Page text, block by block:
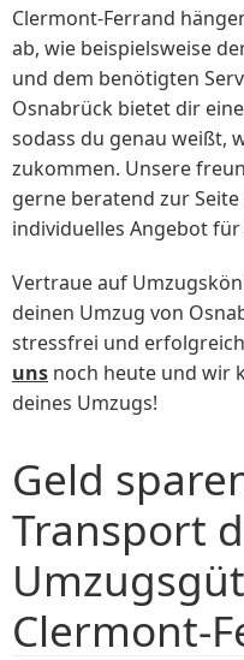
Clermont-Ferrand
ab, wie beispielsweise
und dem benötigten
Osnabrück bietet dir
sodass du genau weißt,
zukommen. Unsere
gerne beratend zur
individuelles Angebot
Vertraue auf
deinen Umzug von
stressfrei und
uns noch heute und wir
deines Umzugs!
Geld
Transport
Clermont-